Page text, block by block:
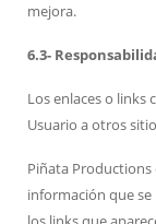
mejora.
6.3-
Los enlaces o
Usuario a otros
Piñata
información que